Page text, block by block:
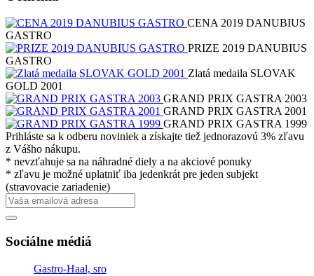
CENA 2019 DANUBIUS
GASTRO
PRIZE 2019 DANUBIUS
GASTRO
Zlatá medaila SLOVAK
GOLD 2001
GRAND PRIX GASTRA 2003
GRAND PRIX GASTRA 2001
GRAND PRIX GASTRA 1999
Prihláste sa k odberu noviniek a získajte tiež jednorazovú 3% zľavu
z Vášho nákupu.
* nevzťahuje sa na náhradné diely a na akciové ponuky
* zľavu je možné uplatniť iba jedenkrát pre jeden subjekt
(stravovacie zariadenie)
Sociálne médiá
Gastro-Haal, sro